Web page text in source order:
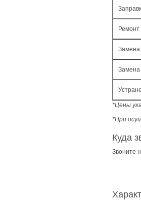
Замена
Замена
*Цены
*При
Куда
Звоните